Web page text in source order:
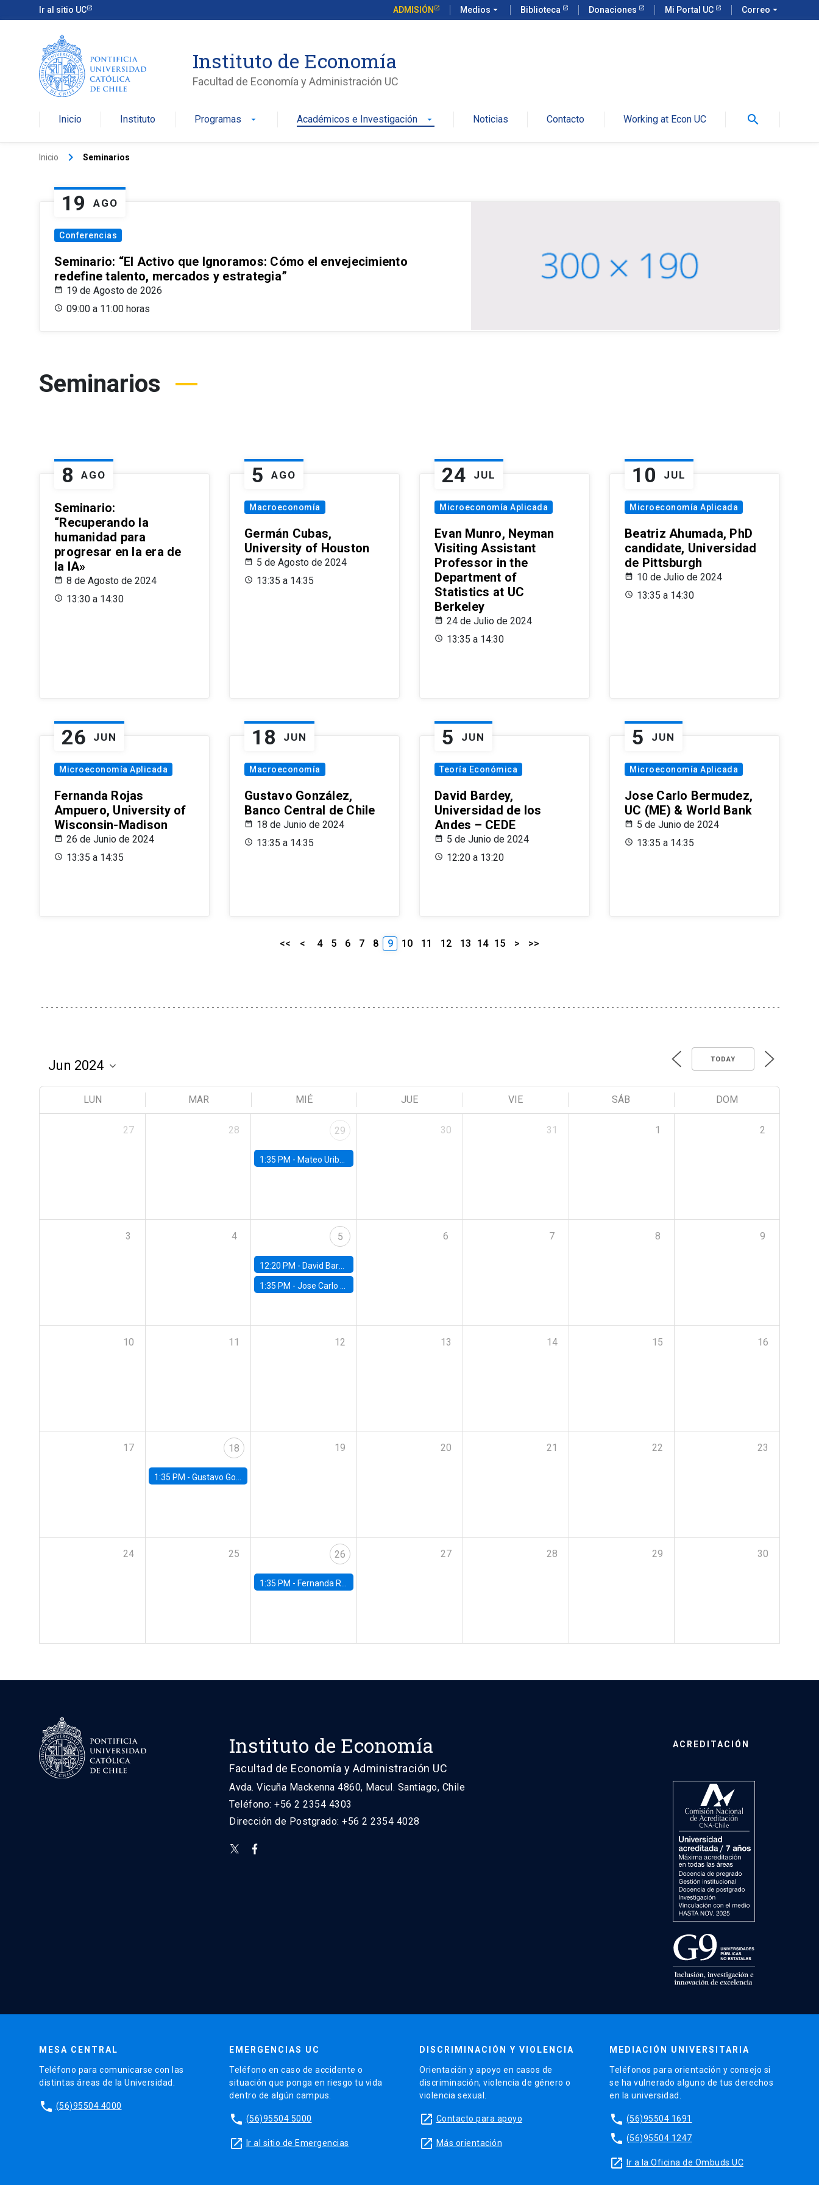
Ir al sitio UC ADMISIÓN Medios arrow_drop_down Biblioteca Donaciones Mi Portal UC Correo arrow_drop_down
Instituto de Economía
Facultad de Economía y Administración UC
Inicio Instituto Programas arrow_drop_down Académicos e Investigación arrow_drop_down Noticias Contacto Working at Econ UC search
Inicio keyboard_arrow_right Seminarios
19 AGO
Conferencias
Seminario: “El Activo que Ignoramos: Cómo el envejecimiento
redefine talento, mercados y estrategia”
19 de Agosto de 2026
09:00 a 11:00 horas
Seminarios
8 AGO
Seminario:
“Recuperando la
humanidad para
progresar en la era de
la IA»
8 de Agosto de 2024
13:30 a 14:30
5 AGO
Macroeconomía
Germán Cubas,
University of Houston
5 de Agosto de 2024
13:35 a 14:35
24 JUL
Microeconomía Aplicada
Evan Munro, Neyman
Visiting Assistant
Professor in the
Department of
Statistics at UC
Berkeley
24 de Julio de 2024
13:35 a 14:30
10 JUL
Microeconomía Aplicada
Beatriz Ahumada, PhD
candidate, Universidad
de Pittsburgh
10 de Julio de 2024
13:35 a 14:30
26 JUN
Microeconomía Aplicada
Fernanda Rojas
Ampuero, University of
Wisconsin-Madison
26 de Junio de 2024
13:35 a 14:35
18 JUN
Macroeconomía
Gustavo González,
Banco Central de Chile
18 de Junio de 2024
13:35 a 14:35
5 JUN
Teoría Económica
David Bardey,
Universidad de los
Andes – CEDE
5 de Junio de 2024
12:20 a 13:20
5 JUN
Microeconomía Aplicada
Jose Carlo Bermudez,
UC (ME) & World Bank
5 de Junio de 2024
13:35 a 14:35
<< < 4 5 6 7 8 9 10 11 12 13 14 15 > >>
TODAY
LUN MAR MIÉ JUE VIE SÁB DOM
27 28 29
1:35 PM - Mateo Uribe-Castro, Universidad de los Andes (Colombia)
30 31 1 2
3 4 5
12:20 PM - David Bardey, Universidad de los Andes - CEDE
1:35 PM -Jose Carlo Bermudez, UC (ME) & World Bank
6 7 8 9
10 11 12 13 14 15 16
17 18
1:35 PM - Gustavo González, Banco Central de Chile
19 20 21 22 23
24 25 26
1:35 PM - Fernanda Rojas Ampuero, University of Wisconsin-Madison
27 28 29 30
Instituto de Economía
Facultad de Economía y Administración UC
Avda. Vicuña Mackenna 4860, Macul. Santiago, Chile
Teléfono: +56 2 2354 4303
Dirección de Postgrado: +56 2 2354 4028
ACREDITACIÓN
MESA CENTRAL
Teléfono para comunicarse con las
distintas áreas de la Universidad.
phone (56)95504 4000
EMERGENCIAS UC
Teléfono en caso de accidente o
situación que ponga en riesgo tu vida
dentro de algún campus.
phone (56)95504 5000
launch Ir al sitio de Emergencias
DISCRIMINACIÓN Y VIOLENCIA
Orientación y apoyo en casos de
discriminación, violencia de género o
violencia sexual.
launch Contacto para apoyo
launch Más orientación
MEDIACIÓN UNIVERSITARIA
Teléfonos para orientación y consejo si
se ha vulnerado alguno de tus derechos
en la universidad.
phone (56)95504 1691
phone (56)95504 1247
launch Ir a la Oficina de Ombuds UC